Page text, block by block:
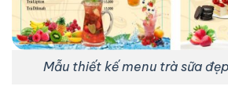
Mẫu thiết kế menu trà sữa